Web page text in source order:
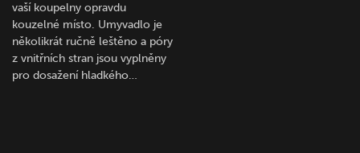
vaší koupelny opravdu
kouzelné místo. Umyvadlo je
několikrát ručně leštěno a póry
z vnitřních stran jsou vyplněny
pro dosažení hladkého…